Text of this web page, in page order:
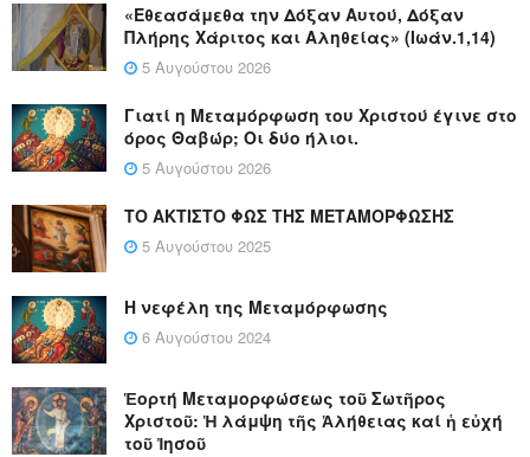
«Εθεασάμεθα την Δόξαν Αυτού, Δόξαν
Πλήρης Χάριτος και Αληθείας» (Ιωάν.1,14)
5 Αυγούστου 2026
Γιατί η Μεταμόρφωση του Χριστού έγινε στο
όρος Θαβώρ; Οι δύο ήλιοι.
5 Αυγούστου 2026
ΤΟ ΑΚΤΙΣΤΟ ΦΩΣ ΤΗΣ ΜΕΤΑΜΟΡΦΩΣΗΣ
5 Αυγούστου 2025
Η νεφέλη της Μεταμόρφωσης
6 Αυγούστου 2024
Ἑορτή Μεταμορφώσεως τοῦ Σωτῆρος
Χριστοῦ: Ἡ λάμψη τῆς Ἀλήθειας καί ἡ εὐχή
τοῦ Ἰησοῦ